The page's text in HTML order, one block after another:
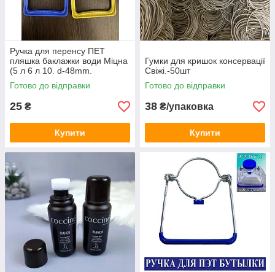
Ручка для перенсу ПЕТ
пляшка баклажки води Міцна
(5 л 6 л 10. d-48mm.
Готово до відправки
25 ₴
Купити
Гумки для кришок консервації
Свіжі.-50шт
Готово до відправки
38 ₴/упаковка
Купити